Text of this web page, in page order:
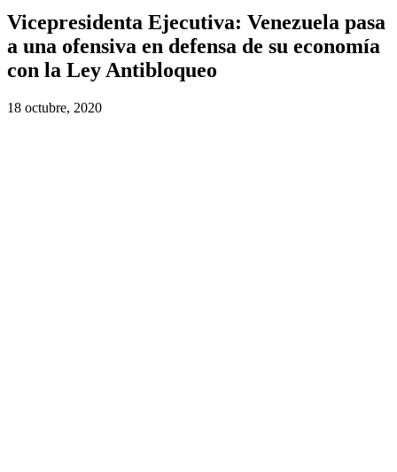
Vicepresidenta Ejecutiva: Venezuela pasa
a una ofensiva en defensa de su economía
con la Ley Antibloqueo
18 octubre, 2020